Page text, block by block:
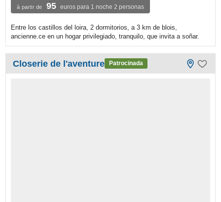
à partir de 95 euros para 1 noche 2 personas
Entre los castillos del loira, 2 dormitorios, a 3 km de blois,
ancienne.ce en un hogar privilegiado, tranquilo, que invita a soñar.
Closerie de l'aventure Patrocinada